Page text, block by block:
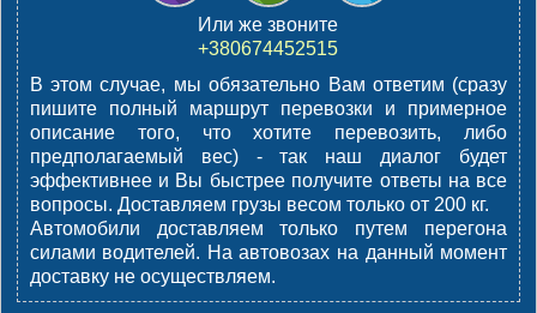
Или же звоните
+380674452515
В этом случае, мы обязательно Вам ответим (сразу
пишите полный маршрут перевозки и примерное
описание того, что хотите перевозить, либо
предполагаемый вес) - так наш диалог будет
эффективнее и Вы быстрее получите ответы на все
вопросы. Доставляем грузы весом только от 200 кг.
Автомобили доставляем только путем перегона
силами водителей. На автовозах на данный момент
доставку не осуществляем.